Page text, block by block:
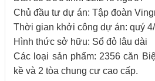
Chủ đầu tư dự án: Tập đoàn
Thời gian khởi công dự án: quý
Hình thức sở hữu: Sổ đỏ lâu dài
Các loại sản phẩm: 2356 căn
kề và 2 tòa chung cư cao cấp.